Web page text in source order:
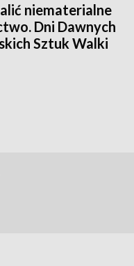
niematerialne
Dni Dawnych
Sztuk Walki